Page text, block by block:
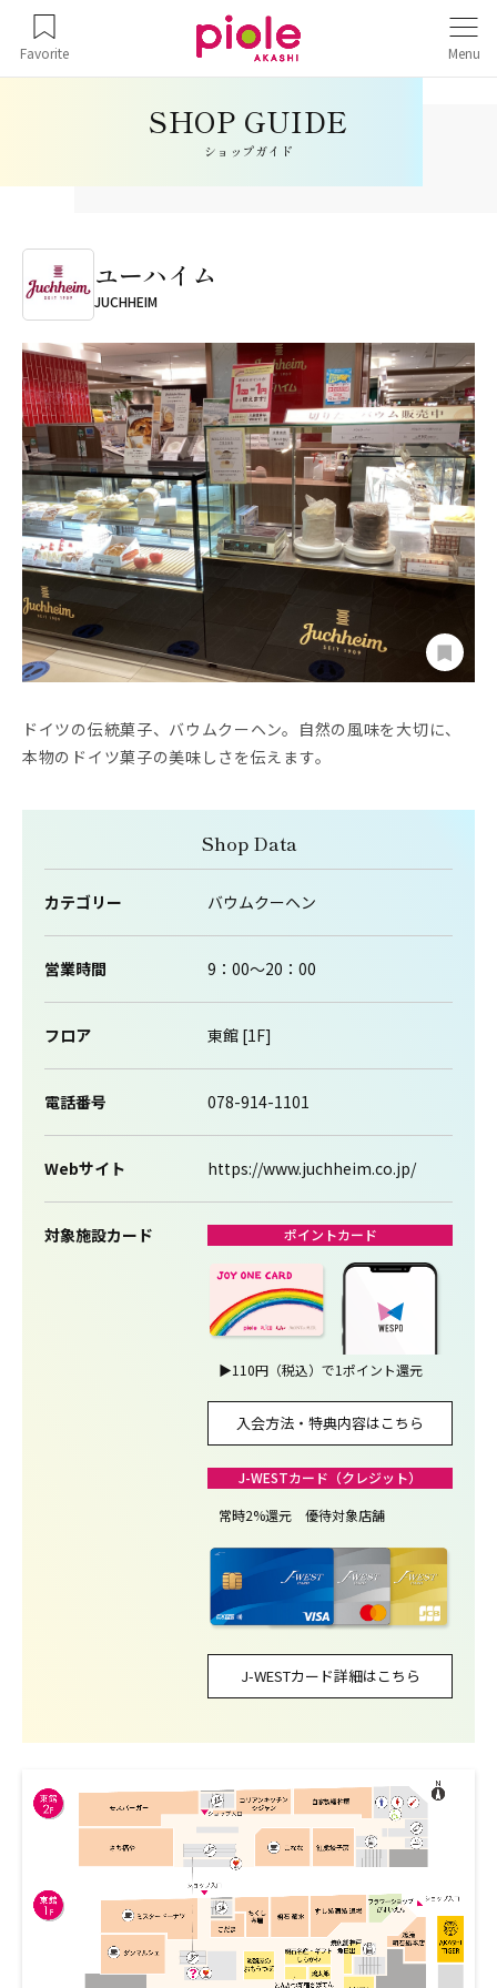
Favorite Menu
ショップガイド
ユーハイム
JUCHHEIM
ドイツの伝統菓子、バウムクーヘン。自然の風味を大切に、
本物のドイツ菓子の美味しさを伝えます。
Shop Data
カテゴリー バウムクーヘン
営業時間 9：00～20：00
フロア 東館 [1F]
電話番号 078-914-1101
Webサイト https://www.juchheim.co.jp/
対象施設カード ポイントカード
▶110円（税込）で1ポイント還元
入会方法・特典内容はこちら
J-WESTカード（クレジット）
常時2%還元 優待対象店舗
J-WESTカード詳細はこちら